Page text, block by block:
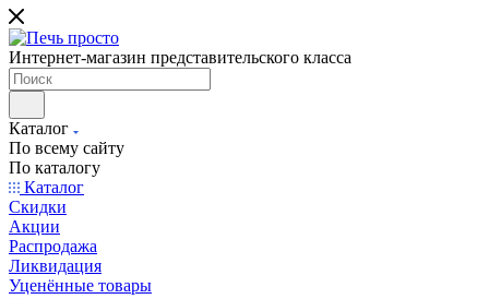
Интернет-магазин представительского класса
Каталог
По всему сайту
По каталогу
Каталог
Скидки
Акции
Распродажа
Ликвидация
Уценённые товары